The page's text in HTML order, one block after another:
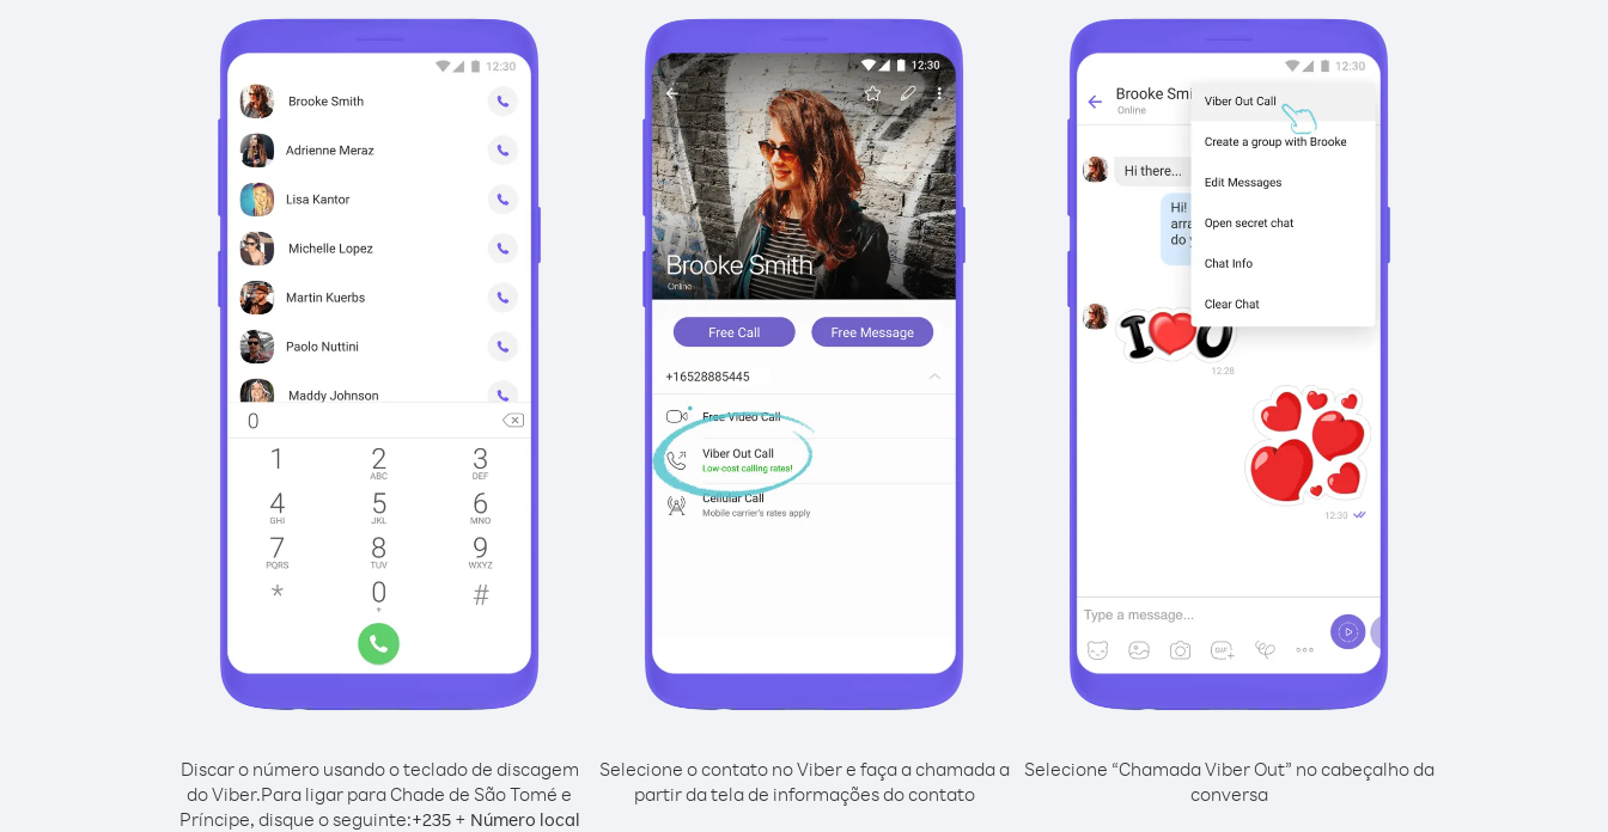
Discar o número usando o teclado de discagem
do Viber.Para ligar para Chade de São Tomé e
Príncipe, disque o seguinte:+235+ Número local
Selecione o contato no Viber e faça a chamada a
partir da tela de informações do contato
Selecione “Chamada Viber Out” no cabeçalho da
conversa